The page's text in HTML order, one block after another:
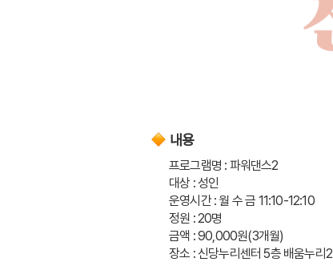
내용
프로그램명 : 파워댄스2
대상 : 성인
운영시간 : 월 수 금 11:10-12:10
정원 : 20명
금액 : 90,000원(3개월)
장소 : 신당누리센터 5층 배움누리2